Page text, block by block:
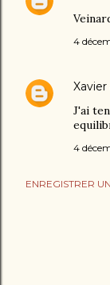
4
Xavier
J'ai
4
ENREGISTRER